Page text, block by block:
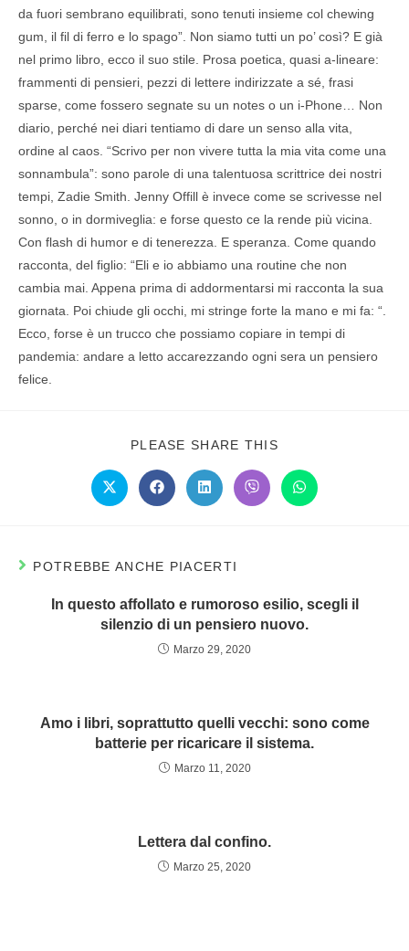
da fuori sembrano equilibrati, sono tenuti insieme col chewing
gum, il fil di ferro e lo spago”. Non siamo tutti un po’ così? E già
nel primo libro, ecco il suo stile. Prosa poetica, quasi a-lineare:
frammenti di pensieri, pezzi di lettere indirizzate a sé, frasi
sparse, come fossero segnate su un notes o un i-Phone… Non
diario, perché nei diari tentiamo di dare un senso alla vita,
ordine al caos. “Scrivo per non vivere tutta la mia vita come una
sonnambula”: sono parole di una talentuosa scrittrice dei nostri
tempi, Zadie Smith. Jenny Offill è invece come se scrivesse nel
sonno, o in dormiveglia: e forse questo ce la rende più vicina.
Con flash di humor e di tenerezza. E speranza. Come quando
racconta, del figlio: “Eli e io abbiamo una routine che non
cambia mai. Appena prima di addormentarsi mi racconta la sua
giornata. Poi chiude gli occhi, mi stringe forte la mano e mi fa: “.
Ecco, forse è un trucco che possiamo copiare in tempi di
pandemia: andare a letto accarezzando ogni sera un pensiero
felice.
PLEASE SHARE THIS
POTREBBE ANCHE PIACERTI
In questo affollato e rumoroso esilio, scegli il
silenzio di un pensiero nuovo.
Marzo 29, 2020
Amo i libri, soprattutto quelli vecchi: sono come
batterie per ricaricare il sistema.
Marzo 11, 2020
Lettera dal confino.
Marzo 25, 2020